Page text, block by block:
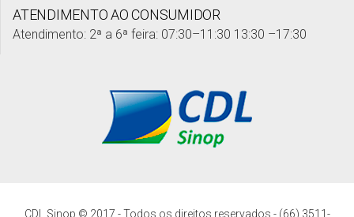
ATENDIMENTO AO CONSUMIDOR
Atendimento: 2ª a 6ª feira: 07:30–11:30 13:30 –17:30
CDL Sinop © 2017 - Todos os direitos reservados - (66) 3511-